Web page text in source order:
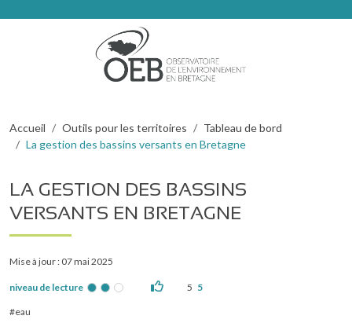
Fil d'Ariane
Accueil Outils pour les territoires
Tableau de bord
La gestion des bassins versants en Bretagne
LA GESTION DES BASSINS
VERSANTS EN BRETAGNE
Mise à jour : 07 mai 2025
niveau de lecture 5 5
eau